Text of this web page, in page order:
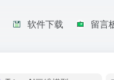
软件下载 留言